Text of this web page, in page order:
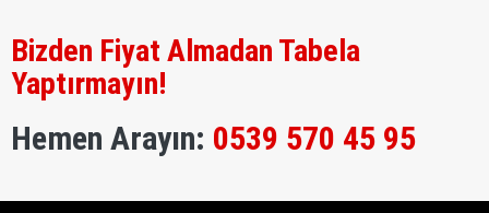
Bizden Fiyat Almadan Tabela
Yaptırmayın!
Hemen Arayın: 0539 570 45 95